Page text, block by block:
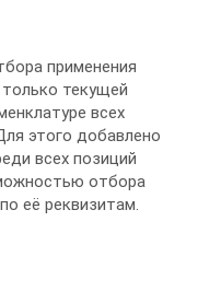
применения
текущей
всех
этого добавлено
всех позиций
отбора
её реквизитам.